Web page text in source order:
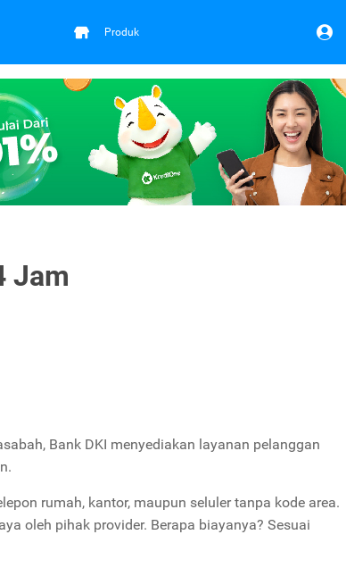
Produk
Jam
Bank DKI menyediakan layanan pelanggan
rumah, kantor, maupun seluler tanpa kode area.
oleh pihak provider. Berapa biayanya? Sesuai